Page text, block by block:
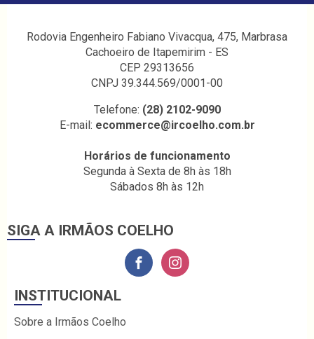
Rodovia Engenheiro Fabiano Vivacqua, 475, Marbrasa
Cachoeiro de Itapemirim - ES
CEP 29313656
CNPJ 39.344.569/0001-00
Telefone: (28) 2102-9090
E-mail: ecommerce@ircoelho.com.br
Horários de funcionamento
Segunda à Sexta de 8h às 18h
Sábados 8h às 12h
SIGA A IRMÃOS COELHO
INSTITUCIONAL
Sobre a Irmãos Coelho